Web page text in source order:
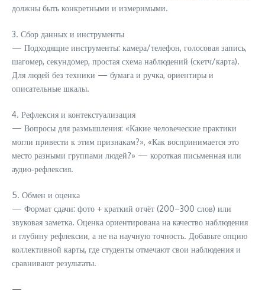
должны быть конкретными и измеримыми.
3. Сбор данных и инструменты
— Подходящие инструменты: камера/телефон, голосовая запись,
шагомер, секундомер, простая схема наблюдений (скетч/карта).
Для людей без техники — бумага и ручка, ориентиры и
описательные шкалы.
4. Рефлексия и контекстуализация
— Вопросы для размышления: «Какие человеческие практики
могли привести к этим признакам?», «Как воспринимается это
место разными группами людей?» — короткая письменная или
аудио‑рефлексия.
5. Обмен и оценка
— Формат сдачи: фото + краткий отчёт (200–300 слов) или
звуковая заметка. Оценка ориентирована на качество наблюдения
и глубину рефлексии, а не на научную точность. Добавьте опцию
коллективной карты, где студенты отмечают свои наблюдения и
сравнивают результаты.
—